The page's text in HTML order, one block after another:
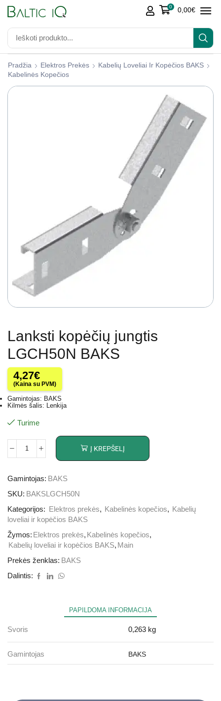
0 0,00€
Pradžia Elektros Prekės
Kabelių Loveliai Ir Kopėčios BAKS
Kabelinės Kopečios
Lanksti kopėčių jungtis
LGCH50N BAKS
4,27€
(Kaina su PVM)
Gamintojas: BAKS
Kilmės šalis: Lenkija
Turime
Į KREPŠELĮ
Gamintojas: BAKS
SKU: BAKSLGCH50N
Kategorijos:
Elektros prekės, Kabelinės kopečios, Kabelių
loveliai ir kopėčios BAKS
Žymos: Elektros prekės, Kabelinės kopečios,
Kabelių loveliai ir kopėčios BAKS, Main
Prekės ženklas: BAKS
Dalintis:
PAPILDOMA INFORMACIJA
Svoris 0,263 kg
Gamintojas BAKS